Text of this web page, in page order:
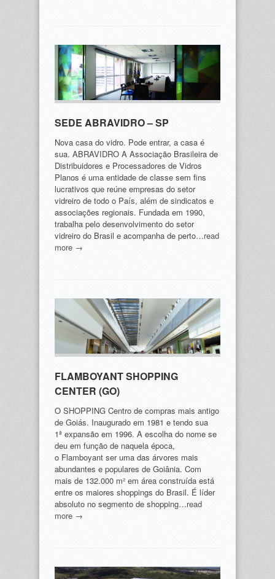
SEDE ABRAVIDRO – SP
Nova casa do vidro. Pode entrar, a casa é
sua. ABRAVIDRO A Associação Brasileira de
Distribuidores e Processadores de Vidros
Planos é uma entidade de classe sem fins
lucrativos que reúne empresas do setor
vidreiro de todo o País, além de sindicatos e
associações regionais. Fundada em 1990,
trabalha pelo desenvolvimento do setor
vidreiro do Brasil e acompanha de perto…read
more →
FLAMBOYANT SHOPPING
CENTER (GO)
O SHOPPING Centro de compras mais antigo
de Goiás. Inaugurado em 1981 e tendo sua
1ª expansão em 1996. A escolha do nome se
deu em função de naquela época,
o Flamboyant ser uma das árvores mais
abundantes e populares de Goiânia. Com
mais de 132.000 m² em área construída está
entre os maiores shoppings do Brasil. É líder
absoluto no segmento de shopping…read
more →